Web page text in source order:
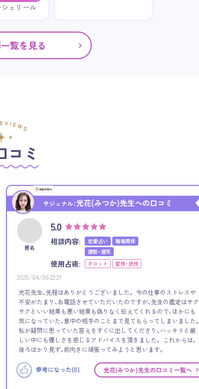
ェリール
覧を見る
コミ
サジュナル：光花(みつか)先生への口コミ
匿名
5.0
相談内容: 恋愛占い
職場関係
運勢・運気
使用占術: タロット 霊視・透視
2025/04/06 22:21
光花先生、先程はありがとうございました。 今の仕事のストレスや
不安がたまり、お電話させていただいたのですが、先生の鑑定はサク
サクといい結果も悪い結果も偽りなく伝えてくれるので、ほかにも
気になっていた、意中の相手のことまで見てもらってしまいました。
私が疑問に思っていた答えをすぐに出してくださり、ハッキリと厳
しい中にも優しさを感じるアドバイスを頂きました。 これからは、
後ろばかり見ず、前向きに頑張ってみようと思います。
参考になった(0) 光花(みつか)先生の口コミ一覧へ